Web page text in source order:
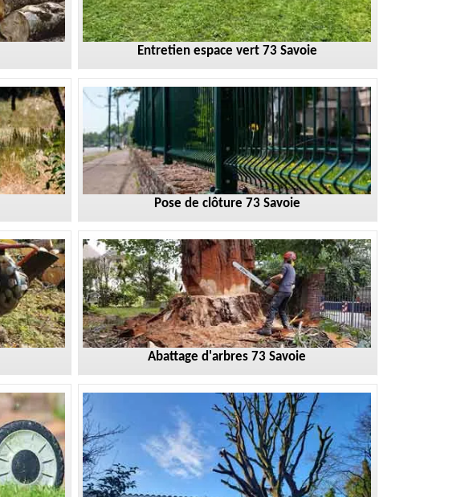
Entretien espace vert 73 Savoie
Pose de clôture 73 Savoie
Abattage d'arbres 73 Savoie